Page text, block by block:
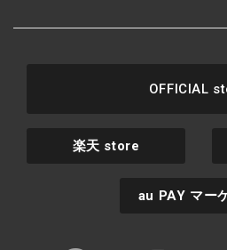
OFFICIAL
楽天 store
au PAY マー